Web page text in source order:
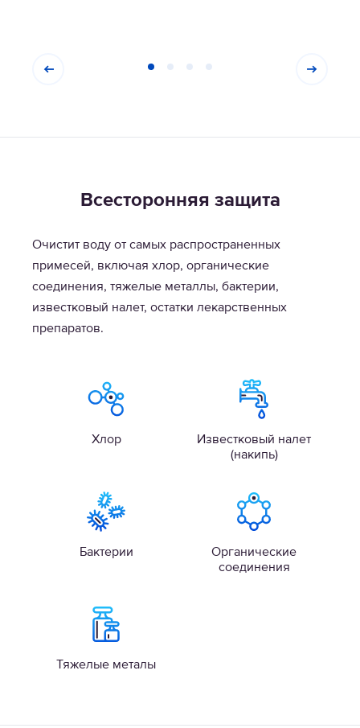
Всесторонняя защита
Очистит воду от самых распространенных
примесей, включая хлор, органические
соединения, тяжелые металлы, бактерии,
известковый налет, остатки лекарственных
препаратов.
Хлор
Известковый налет
(накипь)
Бактерии
Органические
соединения
Тяжелые металы